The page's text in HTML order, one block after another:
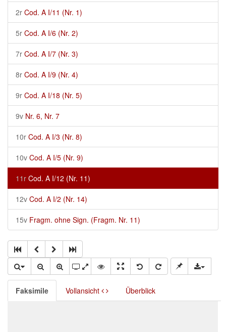
2r Cod. A I/11 (Nr. 1)
5r Cod. A I/6 (Nr. 2)
7r Cod. A I/7 (Nr. 3)
8r Cod. A I/9 (Nr. 4)
9r Cod. A I/18 (Nr. 5)
9v Nr. 6, Nr. 7
10r Cod. A I/3 (Nr. 8)
10v Cod. A I/5 (Nr. 9)
11r Cod. A I/12 (Nr. 11)
12v Cod. A I/2 (Nr. 14)
15v Fragm. ohne Sign. (Fragm. Nr. 11)
Faksimile Vollansicht Überblick